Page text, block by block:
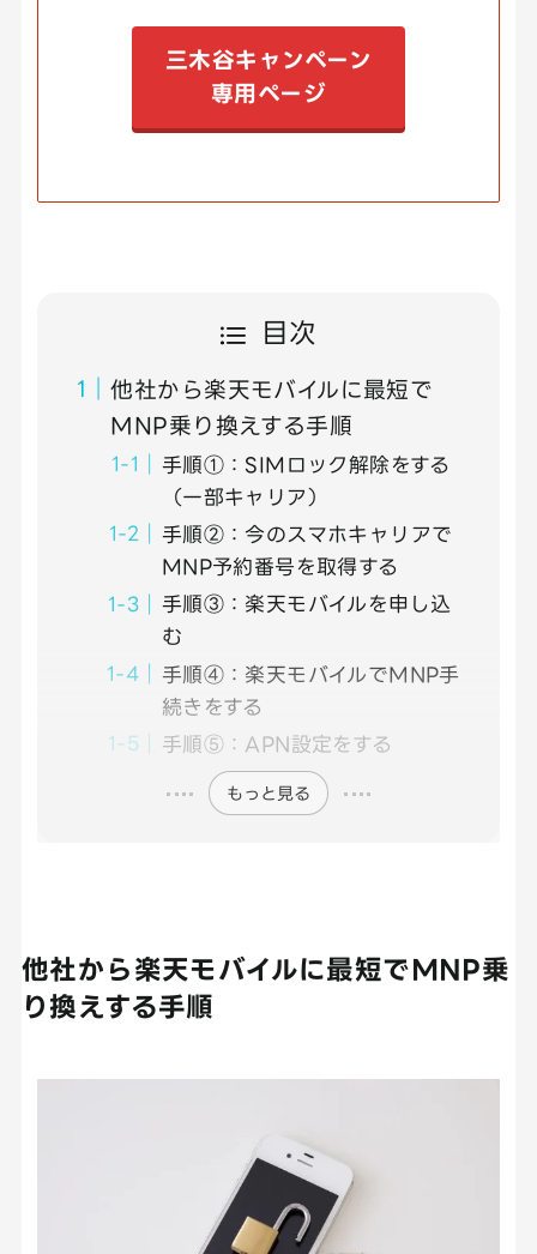
三木谷キャンペーン
専用ページ
目次
他社から楽天モバイルに最短で
MNP乗り換えする手順
手順①：SIMロック解除をする
（一部キャリア）
手順②：今のスマホキャリアで
MNP予約番号を取得する
手順③：楽天モバイルを申し込
む
手順④：楽天モバイルでMNP手
続きをする
手順⑤：APN設定をする
もっと見る
他社から楽天モバイルに最短でMNP乗
り換えする手順